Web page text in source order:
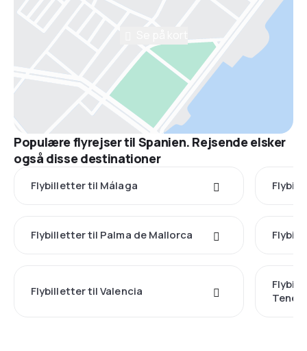
Populære flyrejser til Spanien. Rejsende elsker
også disse destinationer
Flybilletter til Málaga
Flybilletter til Palma de Mallorca
Flybilletter til Valencia